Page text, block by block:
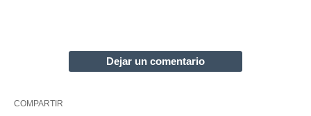
Dejar un comentario
COMPARTIR